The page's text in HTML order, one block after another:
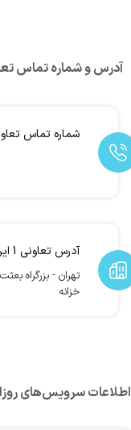
آدرس و شماره تماس تعاونی 1 ایران پیما
شماره تماس تعاونی 1 ایران پیما جنوب
آدرس تعاونی 1 ایران پیما جنوب (خزانه) تهران
تهران - بزرگراه
خزانه
سرویس‌های